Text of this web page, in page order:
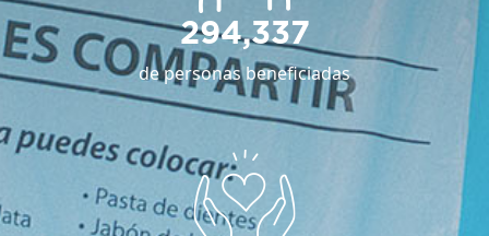
294,337
de personas beneficiadas